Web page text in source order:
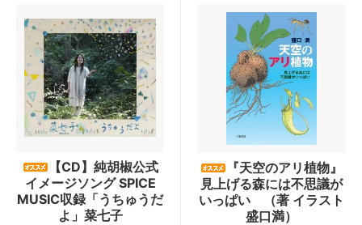
【CD】純胡椒公式
イメージソング SPICE
MUSIC収録「うちゅうだ
よ」菜七子
『天空のアリ植物』
見上げる森には不思議が
いっぱい （著 イラスト
盛口満）